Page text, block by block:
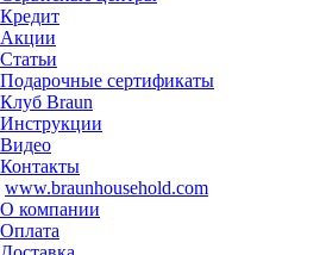
Кредит
Акции
Статьи
Подарочные сертификаты
Клуб Braun
Инструкции
Видео
Контакты
www.braunhousehold.com
О компании
Оплата